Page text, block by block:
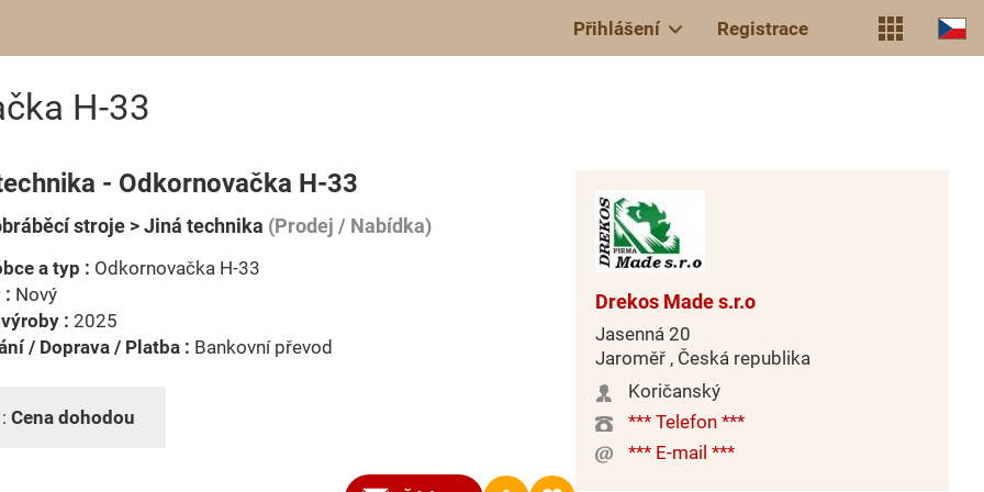
Přihlášení Registrace
H-33
- Odkornovačka H-33
stroje > Jiná technika (Prodej / Nabídka)
a typ : Odkornovačka H-33
: Nový
: 2025
/ Doprava / Platba : Bankovní převod
Cena dohodou
Drekos Made s.r.o
Jasenná 20
Jaroměř , Česká republika
Koričanský
*** Telefon ***
*** E-mail ***